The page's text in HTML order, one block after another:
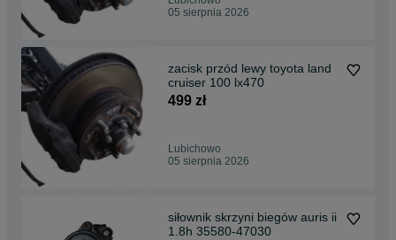
05 sierpnia 2026
zacisk przód lewy toyota land
cruiser 100 lx470
499 zł
Lubichowo
05 sierpnia 2026
siłownik skrzyni biegów auris ii
1.8h 35580-47030